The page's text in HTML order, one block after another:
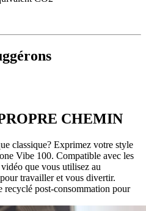
CHEMIN
classique? Exprimez votre style
Vibe 100. Compatible avec les
que vous utilisez au
travailler et vous divertir.
recyclé post-consommation pour